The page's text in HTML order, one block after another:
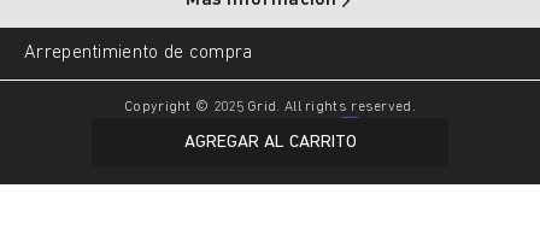
AGREGAR AL CARRITO
Arrepentimiento de compra
Copyright © 2025 Grid. All rights reserved.